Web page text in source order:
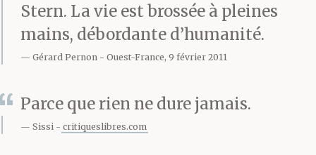
de lectures et de rêves
plus ou moins éveillés
espérer atteindre. Il lui
parle en particulier. Il
Stern. La vie est brossée à pleines
mains, débordante d’humanité.
Gérard Pernon Ouest-France, 9 février 2011
Parce que rien ne dure jamais.
Sissi critiqueslibres.com